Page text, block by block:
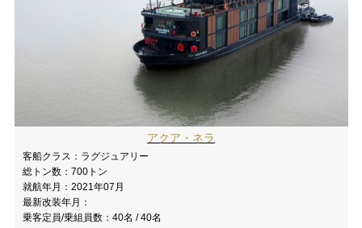
アクア・ネラ
客船クラス： ラグジュアリー
総トン数： 700トン
就航年月： 2021年07月
最新改装年月：
乗客定員/乗組員数： 40名 / 40名